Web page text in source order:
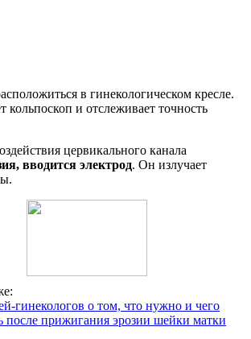
в гинекологическом кресле.
кольпоскоп и отслеживает точность
цервикального канала
вводится электрод. Он излучает
гинекологов о том, что нужно и чего
после прижигания эрозии шейки матки